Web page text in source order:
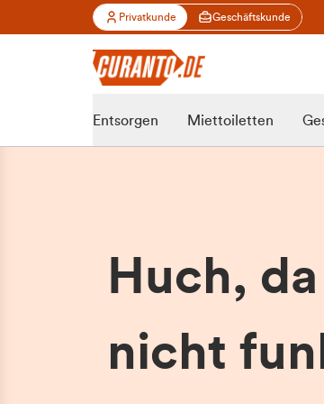
Privatkunde Geschäftskunde
Entsorgen Miettoiletten
Huch,
nicht